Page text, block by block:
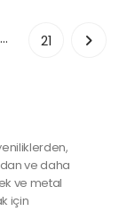
… 21
ve daha
ve metal
için